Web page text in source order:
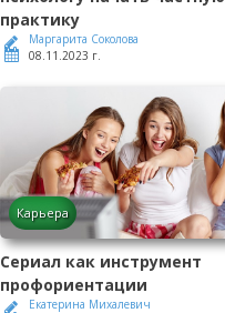
практику
Маргарита Соколова
08.11.2023 г.
Карьера
Сериал как инструмент
профориентации
Екатерина Михалевич